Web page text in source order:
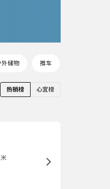
外储物 推车
热销榜 心宜榜